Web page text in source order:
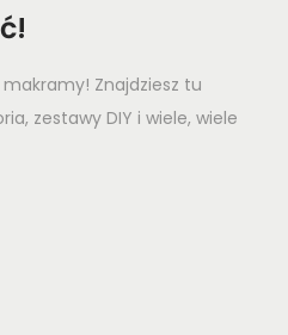
Znajdziesz tu
zestawy DIY i wiele, wiele